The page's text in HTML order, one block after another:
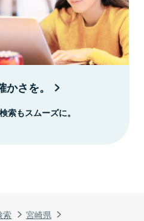
索
宮崎県
さを。
索もスムーズに。